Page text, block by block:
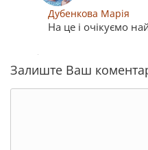
Дубенкова Марія
На це і очікуємо
Залиште Ваш